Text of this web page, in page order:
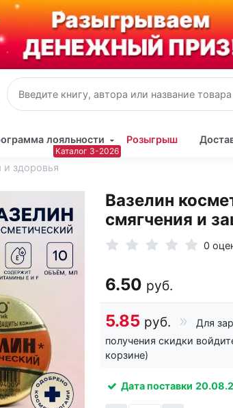
лояльности Розыгрыш
и здоровья
Вазелин
смягчения и
0
6.50 руб.
5.85 руб.
Для
получения скидки
корзине)
Дата поставки